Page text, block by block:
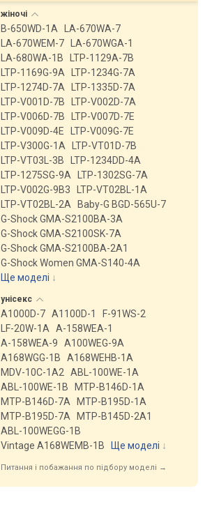
жіночі
B-650WD-1A
LA-670WA-7
LA-670WEM-7
LA-670WGA-1
LA-680WA-1B
LTP-1129A-7B
LTP-1169G-9A
LTP-1234G-7A
LTP-1274D-7A
LTP-1335D-7A
LTP-V001D-7B
LTP-V002D-7A
LTP-V006D-7B
LTP-V007D-7E
LTP-V009D-4E
LTP-V009G-7E
LTP-V300G-1A
LTP-VT01D-7B
LTP-VT03L-3B
LTP-1234DD-4A
LTP-1275SG-9A
LTP-1302SG-7A
LTP-V002G-9B3
LTP-VT02BL-1A
LTP-VT02BL-2A
Baby-G BGD-565U-7
G-Shock GMA-S2100BA-3A
G-Shock GMA-S2100SK-7A
G-Shock GMA-S2100BA-2A1
G-Shock Women GMA-S140-4A
Ще моделі ↓
унісекс
A1000D-7 A1100D-1
F-91WS-2
LF-20W-1A
A-158WEA-1
A-158WEA-9
A100WEG-9A
A168WGG-1B
A168WEHB-1A
MDV-10C-1A2
ABL-100WE-1A
ABL-100WE-1B
MTP-B146D-1A
MTP-B146D-7A
MTP-B195D-1A
MTP-B195D-7A
MTP-B145D-2A1
ABL-100WEGG-1B
Vintage A168WEMB-1B
Ще моделі ↓
Питання і побажання по підбору моделі →